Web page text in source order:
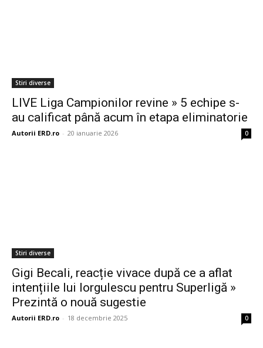
Stiri diverse
LIVE Liga Campionilor revine » 5 echipe s-
au calificat până acum în etapa eliminatorie
Autorii ERD.ro - 20 ianuarie 2026 0
Stiri diverse
Gigi Becali, reacție vivace după ce a aflat
intențiile lui Iorgulescu pentru Superligă »
Prezintă o nouă sugestie
Autorii ERD.ro - 18 decembrie 2025 0